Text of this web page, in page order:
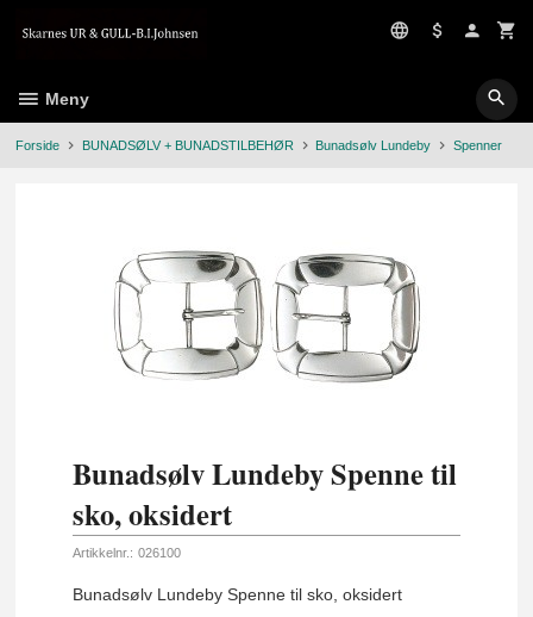
Meny
Forside BUNADSØLV + BUNADSTILBEHØR Bunadsølv Lundeby Spenner
Bunadsølv Lundeby Spenne til
sko, oksidert
Artikkelnr.: 026100
Bunadsølv Lundeby Spenne til sko, oksidert